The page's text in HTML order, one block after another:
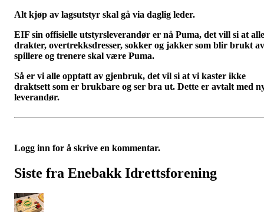
Alt kjøp av lagsutstyr skal gå via daglig leder.
EIF sin offisielle utstyrsleverandør er nå Puma, det vill si at alle
drakter, overtrekksdresser, sokker og jakker som blir brukt av
spillere og trenere skal være Puma.
Så er vi alle opptatt av gjenbruk, det vil si at vi kaster ikke
draktsett som er brukbare og ser bra ut. Dette er avtalt med
leverandør.
Logg inn for å skrive en kommentar.
Siste fra Enebakk Idrettsforening